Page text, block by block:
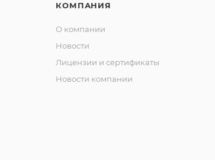
КОМПАНИЯ
О компании
Новости
Лицензии и сертификаты
Новости компании